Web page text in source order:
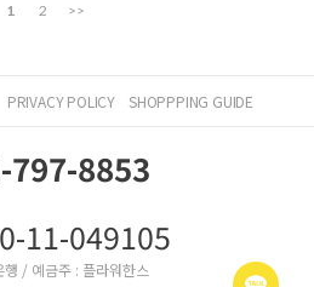
1 2 >>
PRIVACY POLICY SHOPPPING GUIDE
797-8853
11-049105
행 / 예금주 : 플라워한스